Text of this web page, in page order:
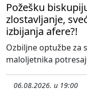
Požešku
zlostavljanje,
izbijanja afere?!
Ozbiljne optužbe za
maloljetnika
06.08.2026. u 19:00